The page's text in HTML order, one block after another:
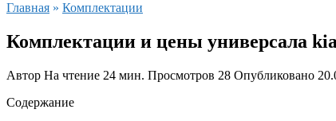
Главная » Комплектации
Комплектации и цены универсала
Автор На чтение 24 мин. Просмотров 28 Опубликовано
Содержание